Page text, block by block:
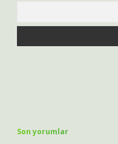
Son yorumlar